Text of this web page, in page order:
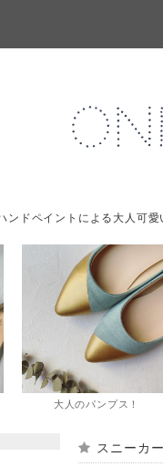
ンドペイントによる大人可
大人のパンプス！
スニーカ